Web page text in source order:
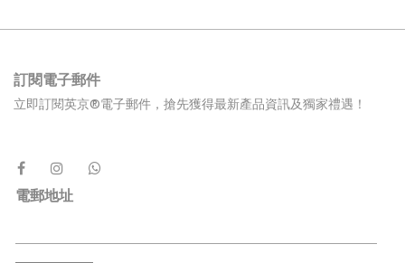
訂閱電子郵件
立即訂閱英京®電子郵件，搶先獲得最新產品資訊及獨家禮遇！
電郵地址